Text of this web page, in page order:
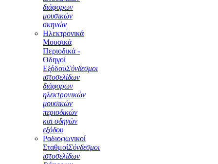
διάφορων
μουσικών
σκηνών
Ηλεκτρονικά
Μουσικά
Περιοδικά -
Οδηγοί
ΕξόδουΣύνδεσμοι
ιστοσελίδων
διάφορων
ηλεκτρονικών
μουσικών
περιοδικών
και οδηγών
εξόδου
Ραδιοφωνικοί
ΣταθμοίΣύνδεσμοι
ιστοσελίδων